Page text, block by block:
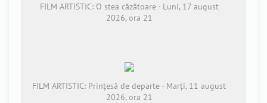
FILM ARTISTIC: O stea căzătoare - Luni, 17 august
2026, ora 21
FILM ARTISTIC: Prințesă de departe - Marți, 11 august
2026, ora 21